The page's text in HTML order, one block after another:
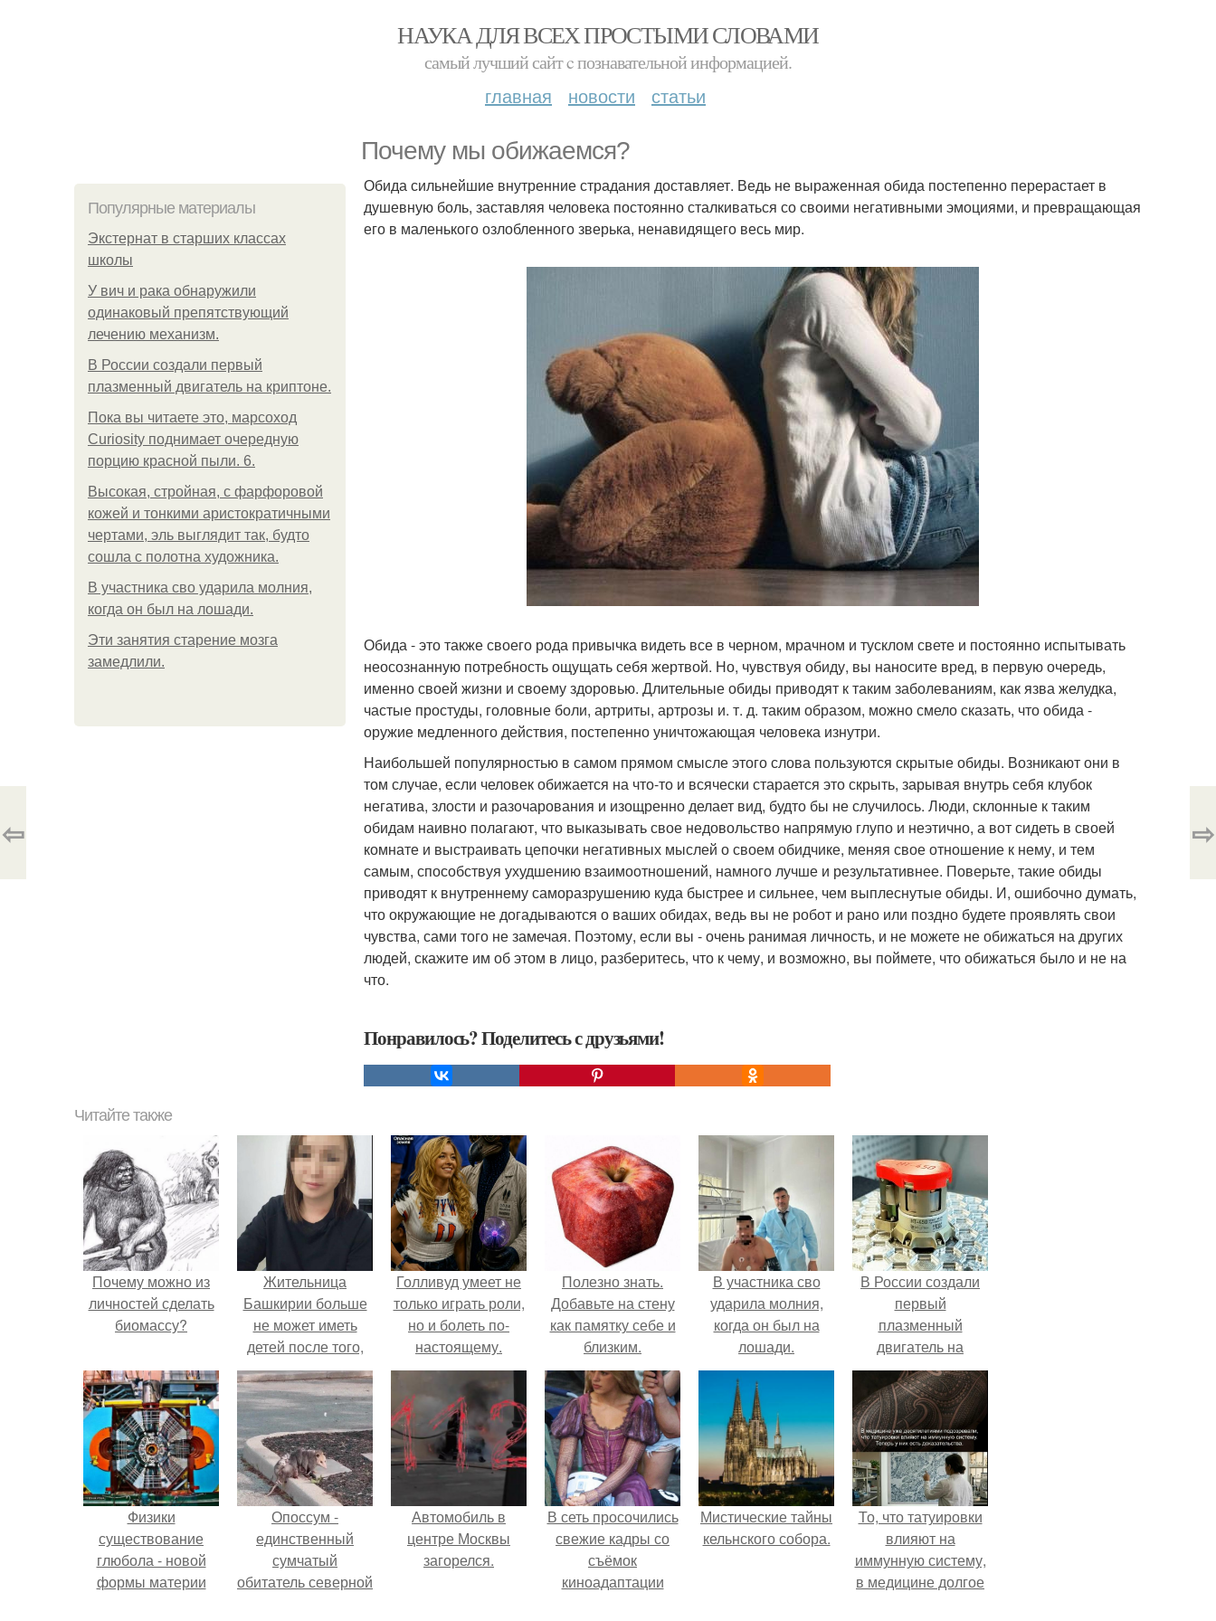
НАУКА ДЛЯ ВСЕХ ПРОСТЫМИ СЛОВАМИ
самый лучший сайт c познавательной информацией.
главная новости статьи
Почему мы обижаемся?
Популярные материалы
Экстернат в старших классах
школы
У вич и рака обнаружили
одинаковый препятствующий
лечению механизм.
В России создали первый
плазменный двигатель на криптоне.
Пока вы читаете это, марсоход
Curiosity поднимает очередную
порцию красной пыли. 6.
Высокая, стройная, с фарфоровой
кожей и тонкими аристократичными
чертами, эль выглядит так, будто
сошла с полотна художника.
В участника сво ударила молния,
когда он был на лошади.
Эти занятия старение мозга
замедлили.
Обида сильнейшие внутренние страдания доставляет. Ведь не выраженная обида постепенно перерастает в
душевную боль, заставляя человека постоянно сталкиваться со своими негативными эмоциями, и превращающая
его в маленького озлобленного зверька, ненавидящего весь мир.
Обида - это также своего рода привычка видеть все в черном, мрачном и тусклом свете и постоянно испытывать
неосознанную потребность ощущать себя жертвой. Но, чувствуя обиду, вы наносите вред, в первую очередь,
именно своей жизни и своему здоровью. Длительные обиды приводят к таким заболеваниям, как язва желудка,
частые простуды, головные боли, артриты, артрозы и. т. д. таким образом, можно смело сказать, что обида -
оружие медленного действия, постепенно уничтожающая человека изнутри.
Наибольшей популярностью в самом прямом смысле этого слова пользуются скрытые обиды. Возникают они в
том случае, если человек обижается на что-то и всячески старается это скрыть, зарывая внутрь себя клубок
негатива, злости и разочарования и изощренно делает вид, будто бы не случилось. Люди, склонные к таким
обидам наивно полагают, что выказывать свое недовольство напрямую глупо и неэтично, а вот сидеть в своей
комнате и выстраивать цепочки негативных мыслей о своем обидчике, меняя свое отношение к нему, и тем
самым, способствуя ухудшению взаимоотношений, намного лучше и результативнее. Поверьте, такие обиды
приводят к внутреннему саморазрушению куда быстрее и сильнее, чем выплеснутые обиды. И, ошибочно думать,
что окружающие не догадываются о ваших обидах, ведь вы не робот и рано или поздно будете проявлять свои
чувства, сами того не замечая. Поэтому, если вы - очень ранимая личность, и не можете не обижаться на других
людей, скажите им об этом в лицо, разберитесь, что к чему, и возможно, вы поймете, что обижаться было и не на
что.
Понравилось? Поделитесь с друзьями!
⇦ ⇨
Читайте также
Почему можно из
личностей сделать
биомассу?
Жительница
Башкирии больше
не может иметь
детей после того,
как медики сделали
ей аборт на шестом
месяце
беременности и
оставили в матке
плаценту.
Голливуд умеет не
только играть роли,
но и болеть по-
настоящему.
Полезно знать.
Добавьте на стену
как памятку себе и
близким.
В участника сво
ударила молния,
когда он был на
лошади.
В России создали
первый
плазменный
двигатель на
криптоне.
Физики
существование
глюбола - новой
формы материи
Опоссум -
единственный
сумчатый
обитатель северной
Автомобиль в
центре Москвы
загорелся.
В сеть просочились
свежие кадры со
съёмок
киноадаптации
Мистические тайны
кельнского собора.
То, что татуировки
влияют на
иммунную систему,
в медицине долгое